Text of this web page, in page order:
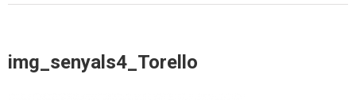
img_senyals4_Torello